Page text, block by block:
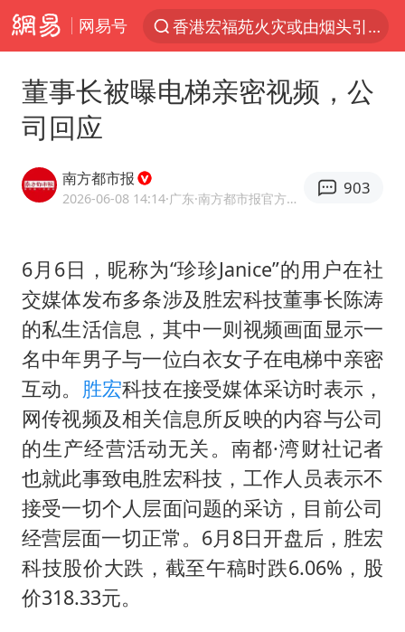
网易号
香港宏福苑火灾或由烟头引起
台风白海豚闭眼浙江上海处于危险半圆
用AI造出新病毒意味着什么
今年第二强台风将带来多大影响
美股创4月份以来最大单周涨幅
微信新功能：你可以“撤回”你的撤回
女子被狗舔脚确诊三级暴露 医生回应
浙江最强风雨时段已锁定
台州《告全体市民书》：非必要不外出
泰国校园枪击事件已致8死30余伤
光伏八巨头签署“不低于成本价”倡议
胡彦斌获《歌手2026》歌王
宇树王兴兴被问了360多个问题
董事长被曝电梯亲密视频，公
司回应
南方都市报
2026-06-08 14:14·广东 ·南方都市报官方网易号
903
6月6日，昵称为“珍珍Janice”的用户在社
交媒体发布多条涉及胜宏科技董事长陈涛
的私生活信息，其中一则视频画面显示一
名中年男子与一位白衣女子在电梯中亲密
互动。 胜宏科技在接受媒体采访时表示，
网传视频及相关信息所反映的内容与公司
的生产经营活动无关。南都·湾财社记者
也就此事致电胜宏科技，工作人员表示不
接受一切个人层面问题的采访，目前公司
经营层面一切正常。6月8日开盘后，胜宏
科技股价大跌，截至午稿时跌6.06%，股
价318.33元。